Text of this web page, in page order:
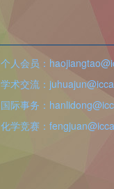
个人会员：
学术交流：
国际事务：
化学竞赛：